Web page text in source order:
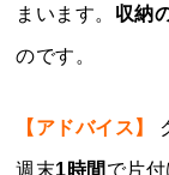
まいます。 収納
のです。
【アドバイス】
週末1時間 で片